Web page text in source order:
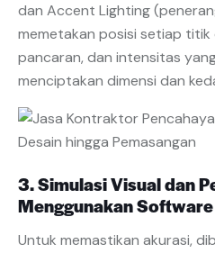
dan Accent Lighting
memetakan posisi setiap titik
pancaran, dan intensitas
menciptakan dimensi dan
3. Simulasi Visual dan
Menggunakan Software
Untuk memastikan akurasi,